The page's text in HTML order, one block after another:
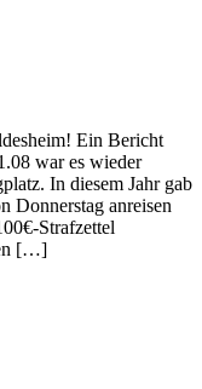
Ein Bericht
war es wieder
In diesem Jahr gab
Donnerstag anreisen
Strafzettel
[…]